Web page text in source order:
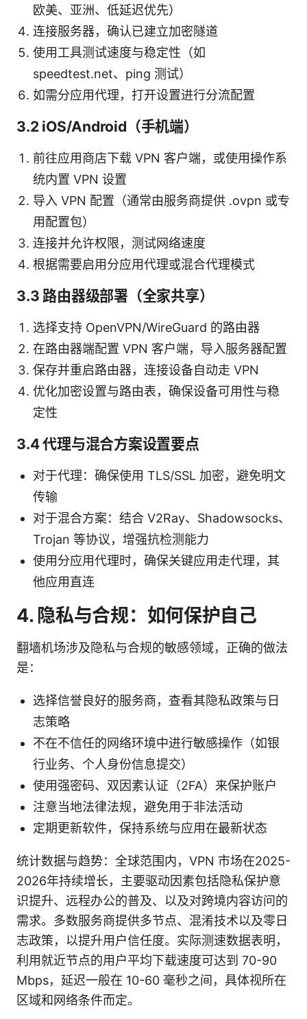
欧美、亚洲、低延迟优先）
连接服务器，确认已建立加密隧道
使用工具测试速度与稳定性（如
speedtest.net、ping 测试）
如需分应用代理，打开设置进行分流配置
3.2 iOS/Android（手机端）
前往应用商店下载 VPN 客户端，或使用操作系
统内置 VPN 设置
导入 VPN 配置（通常由服务商提供 .ovpn 或专
用配置包）
连接并允许权限，测试网络速度
根据需要启用分应用代理或混合代理模式
3.3 路由器级部署（全家共享）
选择支持 OpenVPN/WireGuard 的路由器
在路由器端配置 VPN 客户端，导入服务器配置
保存并重启路由器，连接设备自动走 VPN
优化加密设置与路由表，确保设备可用性与稳
定性
3.4 代理与混合方案设置要点
对于代理：确保使用 TLS/SSL 加密，避免明文
传输
对于混合方案：结合 V2Ray、Shadowsocks、
Trojan 等协议，增强抗检测能力
使用分应用代理时，确保关键应用走代理，其
他应用直连
4. 隐私与合规：如何保护自己
翻墙机场涉及隐私与合规的敏感领域，正确的做法
是：
选择信誉良好的服务商，查看其隐私政策与日
志策略
不在不信任的网络环境中进行敏感操作（如银
行业务、个人身份信息提交）
使用强密码、双因素认证（2FA）来保护账户
注意当地法律法规，避免用于非法活动
定期更新软件，保持系统与应用在最新状态
统计数据与趋势：全球范围内，VPN 市场在2025-
2026年持续增长，主要驱动因素包括隐私保护意
识提升、远程办公的普及、以及对跨境内容访问的
需求。多数服务商提供多节点、混淆技术以及零日
志政策，以提升用户信任度。实际测速数据表明，
利用就近节点的用户平均下载速度可达到 70-90
Mbps，延迟一般在 10-60 毫秒之间，具体视所在
区域和网络条件而定。